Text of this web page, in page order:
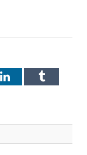
LinkedInTumblr